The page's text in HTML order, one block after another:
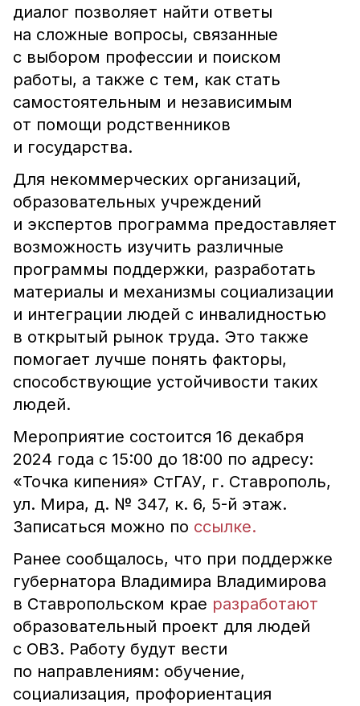
диалог позволяет найти ответы
на сложные вопросы, связанные
с выбором профессии и поиском
работы, а также с тем, как стать
самостоятельным и независимым
от помощи родственников
и государства.
Для некоммерческих организаций,
образовательных учреждений
и экспертов программа предоставляет
возможность изучить различные
программы поддержки, разработать
материалы и механизмы социализации
и интеграции людей с инвалидностью
в открытый рынок труда. Это также
помогает лучше понять факторы,
способствующие устойчивости таких
людей.
Мероприятие состоится 16 декабря
2024 года с 15:00 до 18:00 по адресу:
«Точка кипения» СтГАУ, г. Ставрополь,
ул. Мира, д. № 347, к. 6, 5-й этаж.
Записаться можно по ссылке.
Ранее сообщалось, что при поддержке
губернатора Владимира Владимирова
в Ставропольском крае разработают
образовательный проект для людей
с ОВЗ. Работу будут вести
по направлениям: обучение,
социализация, профориентация